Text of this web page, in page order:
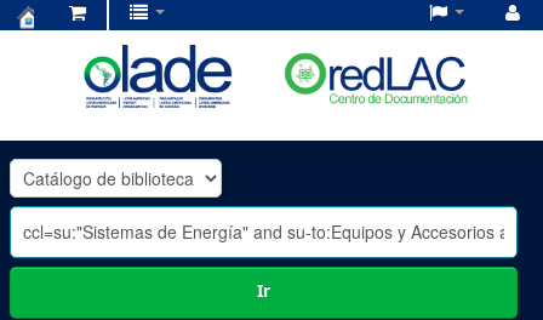
OLADE
-
Ir